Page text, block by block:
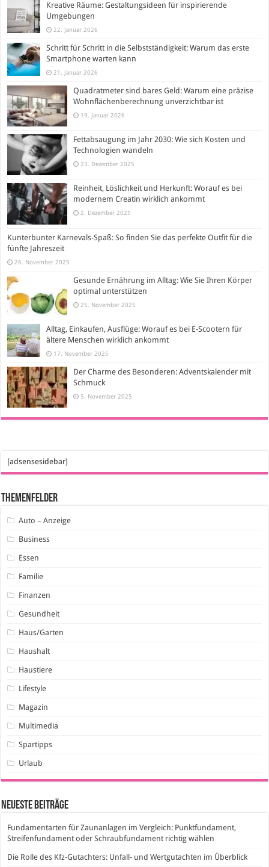
Kreative Räume: Gestaltungsideen für inspirierende
Umgebungen
22. Januar 2026
Schritt für Schritt in die Selbstständigkeit: Warum das erste
Smartphone warten kann
21. Januar 2026
Quadratmeter sind bares Geld: Warum eine präzise
Wohnflächenberechnung unverzichtbar ist
19. Januar 2026
Fettabsaugung im Jahr 2030: Wie sich Kosten und
Technologien wandeln
23. Dezember 2025
Reinheit, Löslichkeit und Herkunft: Worauf es bei
modernem Creatin wirklich ankommt
2. Dezember 2025
Kunterbunter Karnevals-Spaß: So finden Sie das perfekte Outfit für die
fünfte Jahreszeit
26. November 2025
Gesunde Ernährung im Alltag: Wie Sie Ihren Körper
optimal unterstützen
25. November 2025
Alltag, Einkaufen, Ausflüge: Worauf es bei E-Scootern für
ältere Menschen wirklich ankommt
17. November 2025
Der Charme des Besonderen: Adventskalender mit
Schmuck
5. November 2025
[adsensesidebar]
Themenfelder
Auto – Anzeige
Business
Essen
Familie
Finanzen
Gesundheit
Haus/Garten
Haushalt
Haustiere
Lifestyle
Magazin
Multimedia
Spartipps
Urlaub
Neueste Beiträge
Fundamentarten für Zaunanlagen im Vergleich: Punktfundament,
Streifenfundament oder Schraubfundament richtig wählen
Die Rolle des Kfz-Gutachters: Unfall- und Wertgutachten im Überblick